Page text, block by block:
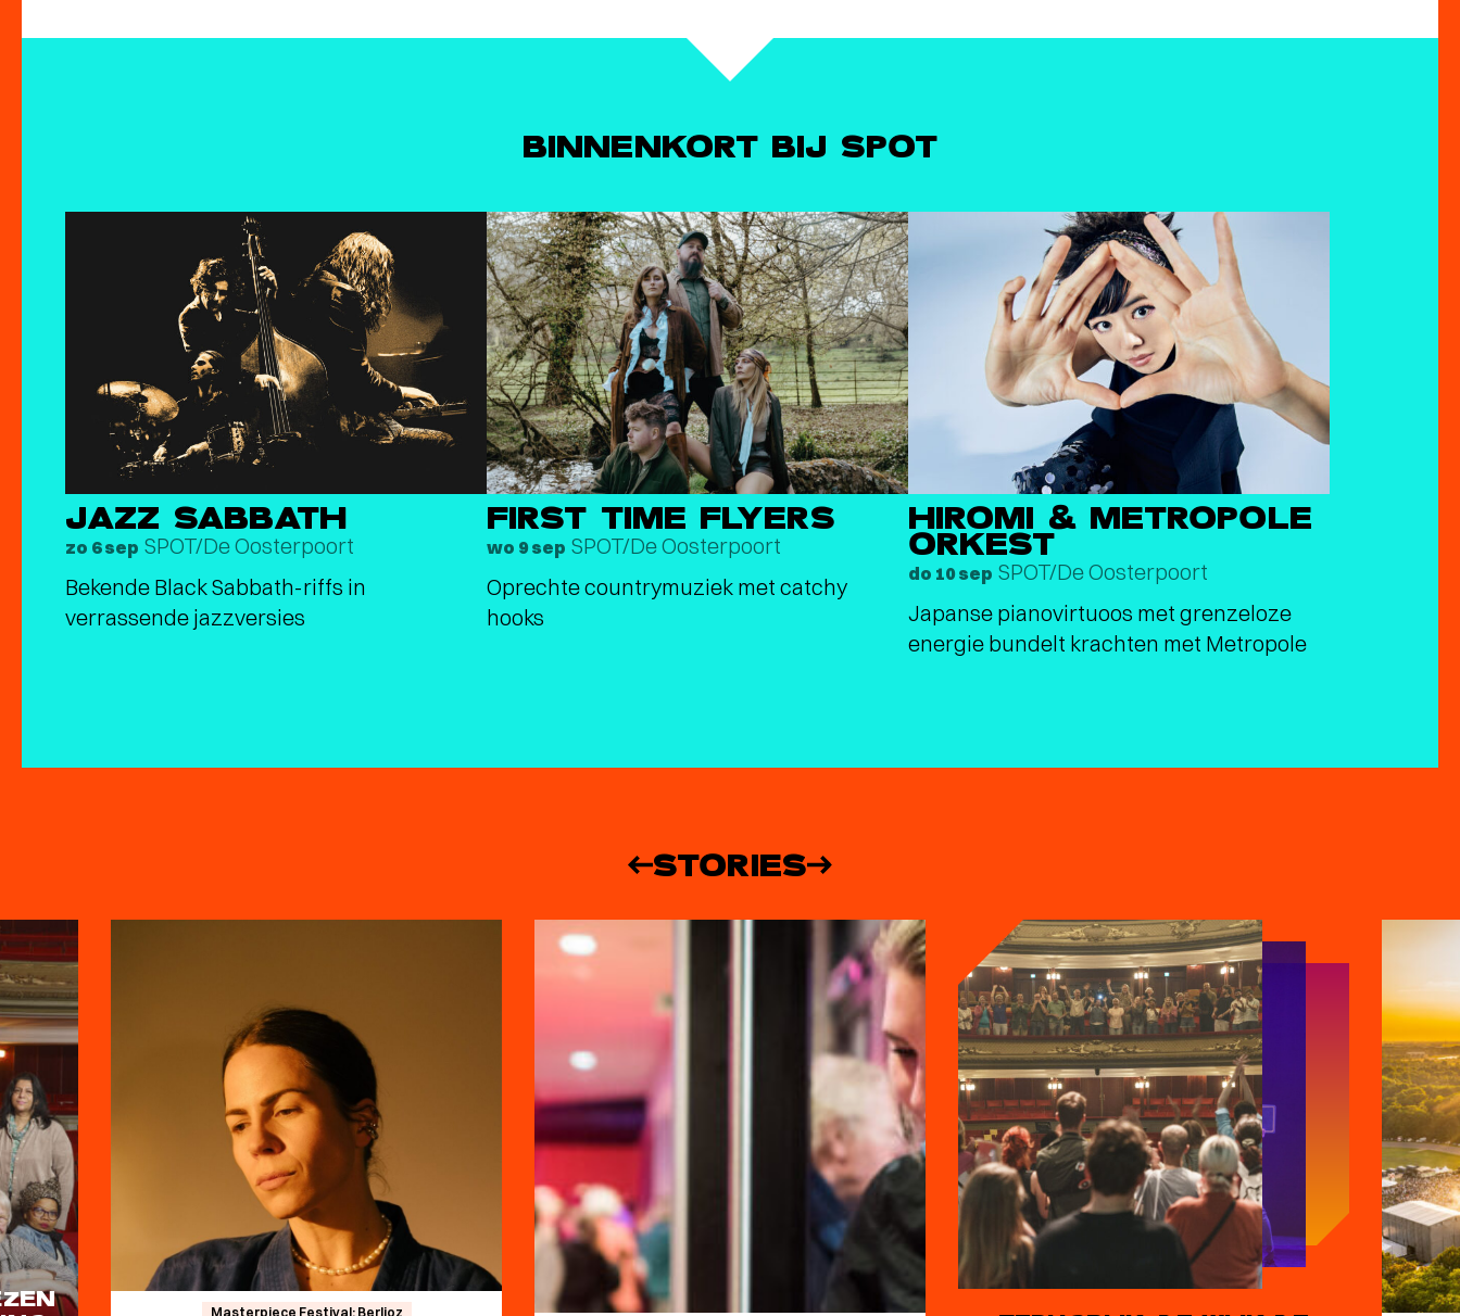
BINNENKORT BIJ SPOT
JAZZ SABBATH
zo 6 sep SPOT/De Oosterpoort
Bekende Black Sabbath-riffs in
verrassende jazzversies
FIRST TIME FLYERS
wo 9 sep SPOT/De Oosterpoort
Oprechte countrymuziek met catchy
hooks
HIROMI & METROPOLE
ORKEST
do 10 sep SPOT/De Oosterpoort
Japanse pianovirtuoos met grenzeloze
energie bundelt krachten met Metropole
STORIES
Masterpiece Festival: Berlioz